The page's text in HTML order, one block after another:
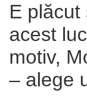
E
acest
motiv,
– alege